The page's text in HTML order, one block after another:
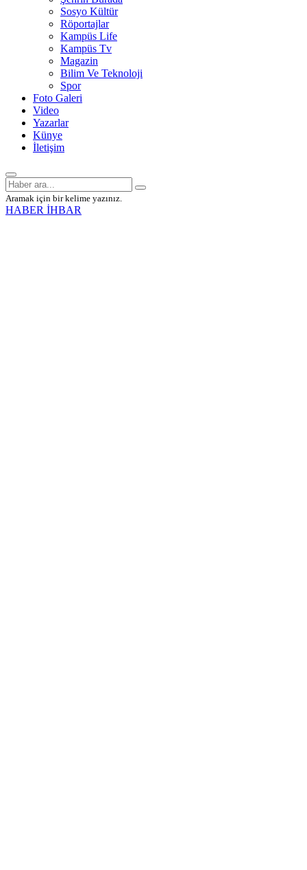
Sosyo Kültür
Röportajlar
Kampüs Life
Kampüs Tv
Magazin
Bilim Ve Teknoloji
Spor
Foto Galeri
Video
Yazarlar
Künye
İletişim
Aramak için bir kelime yazınız.
HABER İHBAR